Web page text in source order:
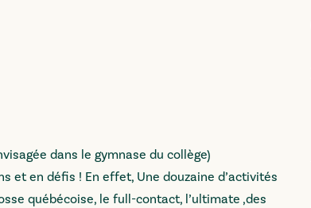
dans le gymnase du collège)
et en défis ! En effet, Une douzaine d’activités
québécoise, le full-contact, l’ultimate ,des